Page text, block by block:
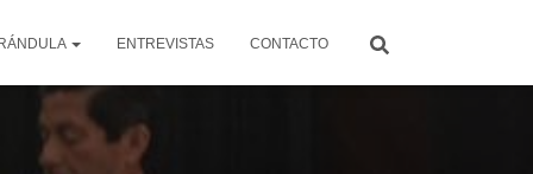
ENTREVISTAS CONTACTO